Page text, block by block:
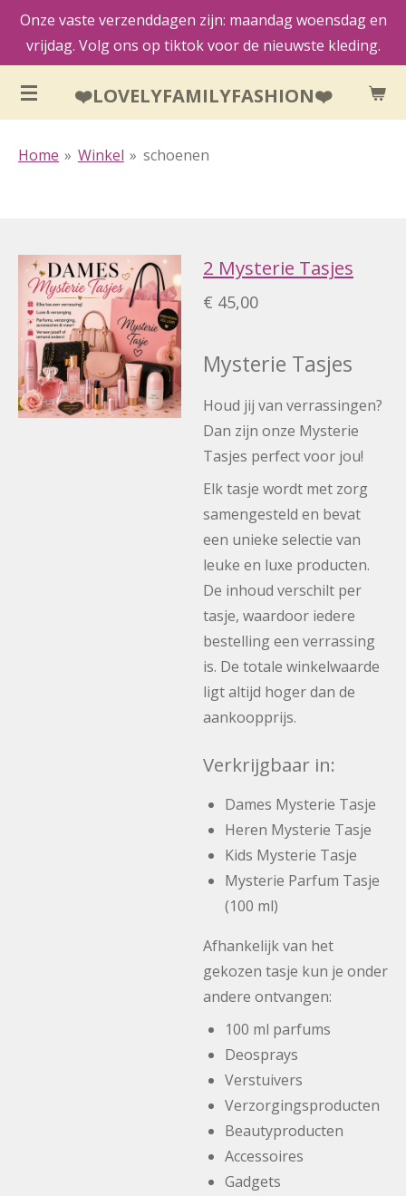
Ga
direct
de
hoofdinhoud
❤️LOVELYFAMILYFASHION❤️
Onze vaste verzenddagen zijn: maandag woensdag en
vrijdag. Volg ons op tiktok voor de nieuwste kleding.
Home » Winkel » schoenen
2 Mysterie Tasjes
€ 45,00
Mysterie Tasjes
Houd jij van verrassingen?
Dan zijn onze Mysterie
Tasjes perfect voor jou!
Elk tasje wordt met zorg
samengesteld en bevat
een unieke selectie van
leuke en luxe producten.
De inhoud verschilt per
tasje, waardoor iedere
bestelling een verrassing
is. De totale winkelwaarde
ligt altijd hoger dan de
aankoopprijs.
Verkrijgbaar in:
Dames Mysterie Tasje
Heren Mysterie Tasje
Kids Mysterie Tasje
Mysterie Parfum Tasje
(100 ml)
Afhankelijk van het
gekozen tasje kun je onder
andere ontvangen:
100 ml parfums
Deosprays
Verstuivers
Verzorgingsproducten
Beautyproducten
Accessoires
Gadgets